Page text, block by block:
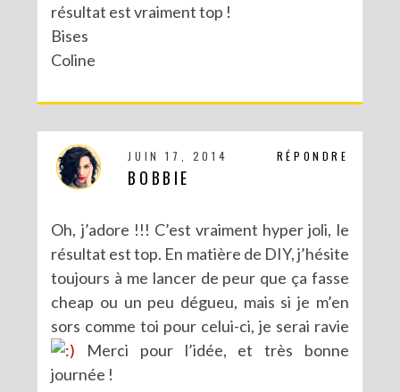
DIY : LES POMPONS MATRIOCHKA
résultat est vraiment top !
Bises
Coline
RÉPONDRE
JUIN 17, 2014
BOBBIE
Oh, j’adore !!! C’est vraiment hyper joli, le
résultat est top. En matière de DIY, j’hésite
toujours à me lancer de peur que ça fasse
cheap ou un peu dégueu, mais si je m’en
sors comme toi pour celui-ci, je serai ravie
Merci pour l’idée, et très bonne
journée !